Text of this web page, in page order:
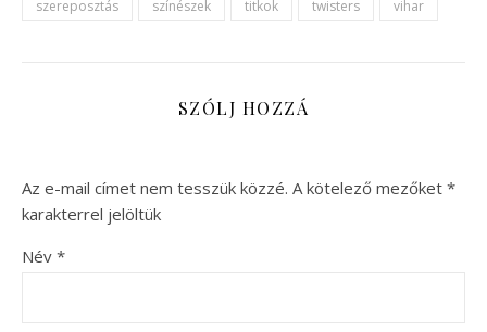
szereposztás
színészek titkok twisters vihar
SZÓLJ HOZZÁ
Az e-mail címet nem tesszük közzé. A kötelező mezőket *
karakterrel jelöltük
Név *